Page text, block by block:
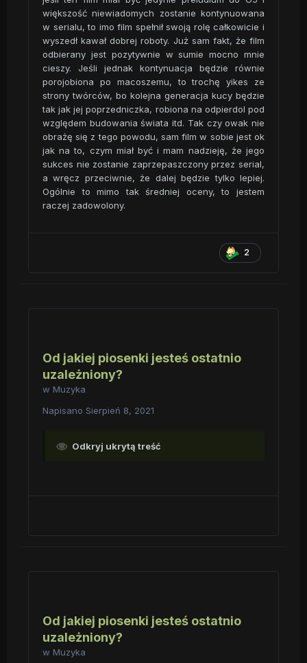
większość niewiadomych zostanie kontynuowana
w serialu, to imo film spełnił swoją rolę całkowicie i
wyszedł kawał dobrej roboty. Już sam fakt, że film
odbierany jest pozytywnie w sumie mocno mnie
cieszy. Jeśli jednak kontynuacja będzie równie
porojobiona po macoszemu, to trochę yikes ze
strony twórców, bo kolejna generacja kucy będzie
tak jak jej poprzedniczka, robiona na odpierdol pod
względem budowania świata itd. Tak czy owak nie
obrażę się z tego powodu, sam film w sobie jest ok
jak na to, czym miał być i mam nadzieję, że jego
sukces nie zostanie zaprzepaszczony przez serial,
a wręcz przeciwnie, że dalej będzie tylko lepiej.
Ogólnie to mimo tak średniej oceny, to jestem
raczej zadowolony.
2
Od jakiej piosenki jesteś ostatnio
uzależniony?
w Muzyka
Napisano Sierpień 8, 2021
Odkryj ukrytą treść
Od jakiej piosenki jesteś ostatnio
uzależniony?
w Muzyka